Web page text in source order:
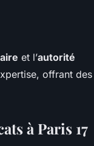
et l’autorité
offrant des
à Paris 17